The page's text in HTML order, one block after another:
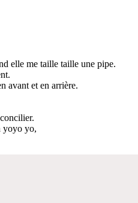
elle me taille taille une pipe.
avant et en arrière.
yoyo yo,